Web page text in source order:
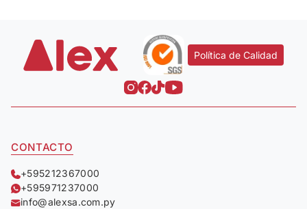
Política de Calidad
CONTACTO
+595212367000
+595971237000
info@alexsa.com.py